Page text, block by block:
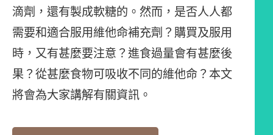
滴劑，還有製成軟糖的。然而，是否人人都
需要和適合服用維他命補充劑？購買及服用
時，又有甚麼要注意？進食過量會有甚麼後
果？從甚麼食物可吸收不同的維他命？本文
將會為大家講解有關資訊。